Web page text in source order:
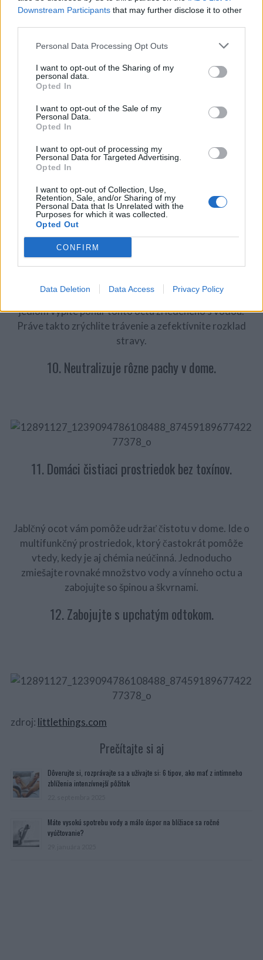
Downstream Participants that may further disclose it to other
Personal Data Processing Opt Outs
I want to opt-out of the Sharing of my
personal data.
Opted In
I want to opt-out of the Sale of my
Personal Data.
Opted In
I want to opt-out of processing my
Personal Data for Targeted Advertising.
Opted In
I want to opt-out of Collection, Use,
Retention, Sale, and/or Sharing of my
Personal Data that Is Unrelated with the
Purposes for which it was collected.
Opted Out
CONFIRM
Data Deletion Data Access Privacy Policy
7. Odstraňuje bradavice a materské znamienka.
8. Koniec smradľavým nohám.
9. Redukuje plynatosť.
Na tráviace ťažkosti vám mnoho lekárov odporučí
práve jablčný ocot. Aby ste predišli plynatosti, pred
jedlom vypite pohár tohto octu zriedeného s vodou.
Práve takto zrýchlite trávenie a zefektívnite rozklad
stravy.
10. Neutralizuje rôzne pachy v dome.
11. Domáci čistiaci prostriedok bez toxínov.
Jablčný ocot vám pomôže udržať čistotu v dome. Ide o
multifunkčný prostriedok, ktorý častokrát pomôže
vtedy, kedy je aj chémia neúčinná. Jednoducho
zmiešajte rovnaké množstvo vody a vínneho octu a
zabojujte so špinou a škvrnami.
12. Zabojujte s upchatým odtokom.
zdroj: littlethings.com
Prečítajte si aj
Dôverujte si, rozprávajte sa a užívajte si: 6 tipov, ako mať z intímneho
zblíženia intenzívnejší pôžitok
Máte vysokú spotrebu vody a málo úspor na blížiace sa ročné
vyúčtovanie?